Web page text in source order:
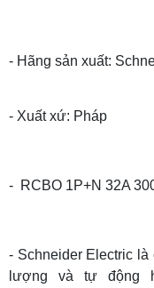
- Hãng sản xuất:
- Xuất xứ: Pháp
- RCBO 1P+N 32A
- Schneider Electric
lượng và tự động